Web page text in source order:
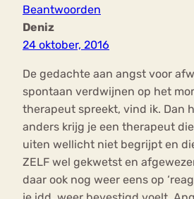
Beantwoorden
Deniz
24 oktober, 2016
De gedachte aan angst voor
spontaan verdwijnen op het
therapeut spreekt, vind ik. Dan
anders krijg je een therapeut
uiten wellicht niet begrijpt en
ZELF wel gekwetst en
daar ook nog weer eens op